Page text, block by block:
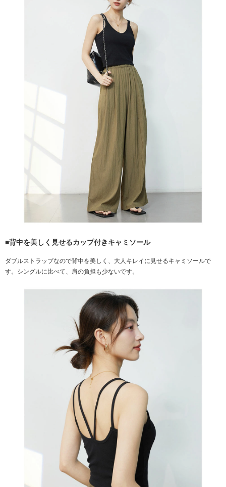
■背中を美しく見せるカップ付きキャミソール
ダブルストラップなので背中を美しく、大人キレイに見せるキャミソールで
す。シングルに比べて、肩の負担も少ないです。